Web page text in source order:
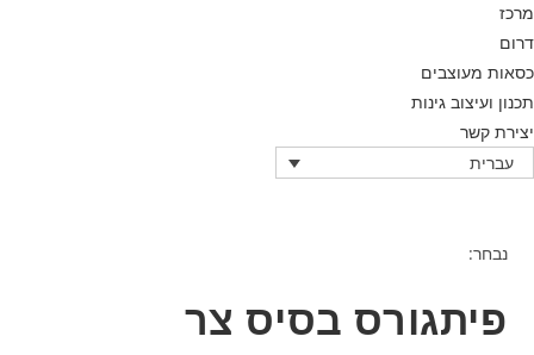
מעוצבים
ועיצוב גינות
קשר
עברית
נבחר:
פיתגורס בסיס צר